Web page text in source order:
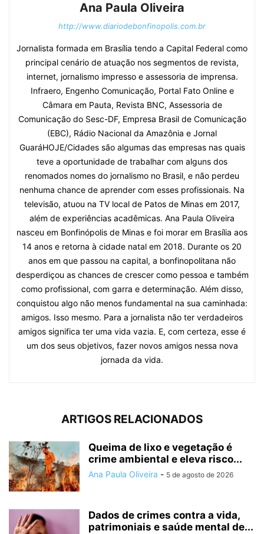
Ana Paula Oliveira
http://www.diariodebonfinopolis.com.br
Jornalista formada em Brasília tendo a Capital Federal como
principal cenário de atuação nos segmentos de revista,
internet, jornalismo impresso e assessoria de imprensa.
Infraero, Engenho Comunicação, Portal Fato Online e
Câmara em Pauta, Revista BNC, Assessoria de
Comunicação do Sesc-DF, Empresa Brasil de Comunicação
(EBC), Rádio Nacional da Amazônia e Jornal
GuaráHOJE/Cidades são algumas das empresas nas quais
teve a oportunidade de trabalhar com alguns dos
renomados nomes do jornalismo no Brasil, e não perdeu
nenhuma chance de aprender com esses profissionais. Na
televisão, atuou na TV local de Patos de Minas em 2017,
além de experiências acadêmicas. Ana Paula Oliveira
nasceu em Bonfinópolis de Minas e foi morar em Brasília aos
14 anos e retorna à cidade natal em 2018. Durante os 20
anos em que passou na capital, a bonfinopolitana não
desperdiçou as chances de crescer como pessoa e também
como profissional, com garra e determinação. Além disso,
conquistou algo não menos fundamental na sua caminhada:
amigos. Isso mesmo. Para a jornalista não ter verdadeiros
amigos significa ter uma vida vazia. E, com certeza, esse é
um dos seus objetivos, fazer novos amigos nessa nova
jornada da vida.
ARTIGOS RELACIONADOS
Queima de lixo e vegetação é
crime ambiental e eleva risco...
Ana Paula Oliveira - 5 de agosto de 2026
Dados de crimes contra a vida,
patrimoniais e saúde mental de...